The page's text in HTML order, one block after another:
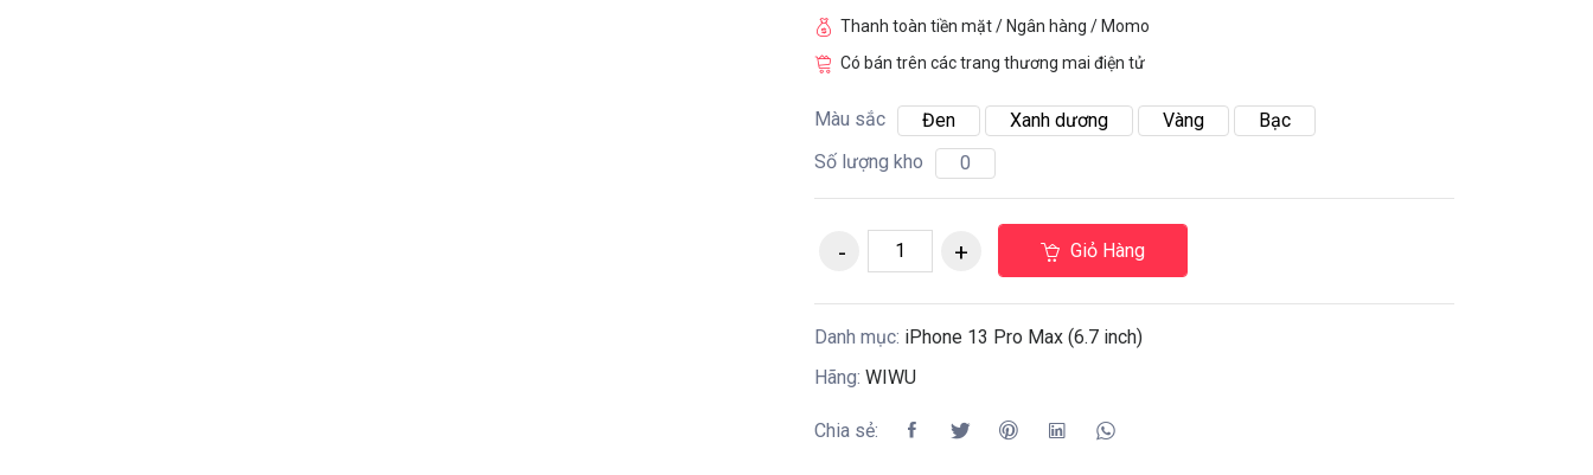
Thanh toàn tiền mặt / Ngân hàng / Momo
Có bán trên các trang thương mai điện tử
Màu sắc Đen Xanh dương Vàng
Bạc
Số lượng kho
0
Giỏ Hàng
Danh mục: iPhone 13 Pro Max (6.7 inch)
Hãng: WIWU
Chia sẻ: